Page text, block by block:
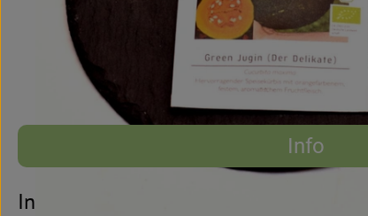
Info
Entdecke passende RezepteEs wurden
Info